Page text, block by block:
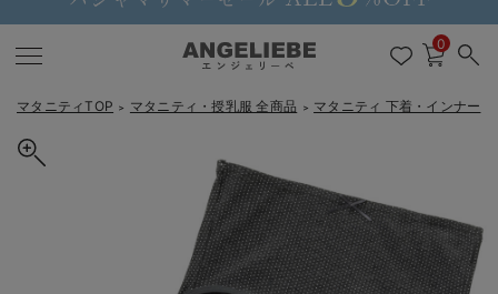
戻る
戻る
マタニティ 下着・インナー全て
授乳ブラ・マタニティブラ（マタニティインナー・産後用品）
戻る
戻る
戻る
妊婦用 抱き枕・授乳クッション
戻る
マタニティストッキング・タイツ
戻る
戻る
【アウトレット】ワンピース
戻る
戻る
送料無料アイテム全て
ワンピース
ブラキャミ おまとめ
【37周年祭セール】
【37周年祭セール】
気温差別オススメア
【15℃】3月下旬～
動きやすく着回しで
強撚スムース(コスパ
マタニティウェア
【おまとめ割】パジ
こだわりの履き心地
カジュアル
ジャケット派
出産準備応援割全て
マタニティパジャマ
【オフィスカジュア
レギンスタイプ
【フォーマル】ワン
【ベビー】長袖
ハンカチ
快適ウェア10%OFF
春のマタニティワン
セットアップ・ レイ
Gift Selection 出産
〜3,000円（税込）
冬の冷え対策インナ
薄くてあったか
入院準備の持ち物チ
入院してすぐ使うグ
冬のあったか特集全て
【冬のあったか特集
0
マタニティTOP ＞ マタニティ・授乳服 全商品 ＞ マタニティ 下着・インナー
犬印本舗 2枚組産褥ショーツ 出産準備 入院準備